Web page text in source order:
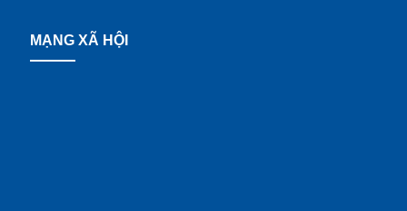
MẠNG XÃ HỘI